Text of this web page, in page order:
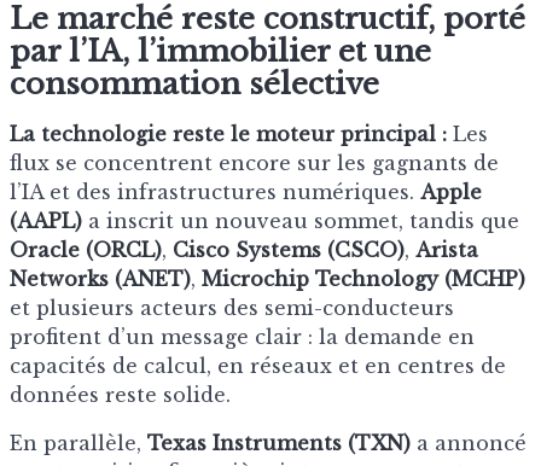
Le marché reste constructif, porté
par l’IA, l’immobilier et une
consommation sélective
La technologie reste le moteur principal : Les
flux se concentrent encore sur les gagnants de
l’IA et des infrastructures numériques. Apple
(AAPL) a inscrit un nouveau sommet, tandis que
Oracle (ORCL), Cisco Systems (CSCO), Arista
Networks (ANET), Microchip Technology (MCHP)
et plusieurs acteurs des semi-conducteurs
profitent d’un message clair : la demande en
capacités de calcul, en réseaux et en centres de
données reste solide.
En parallèle, Texas Instruments (TXN) a annoncé